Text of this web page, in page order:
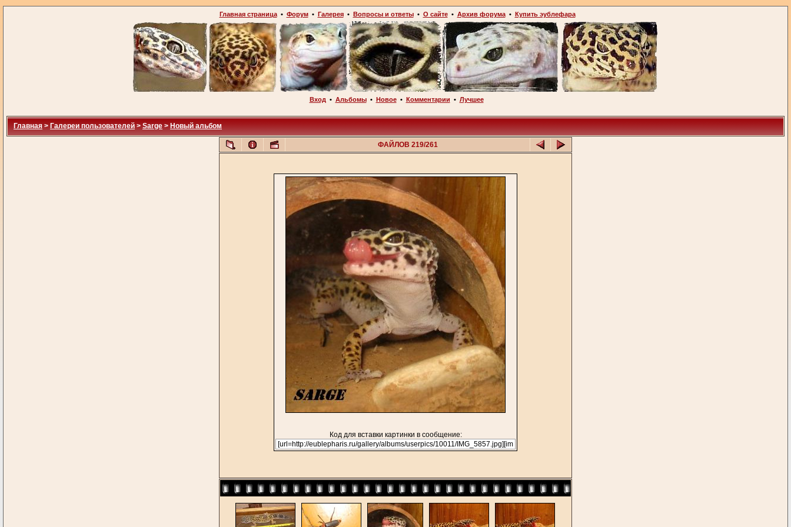
Главная страница• Форум• Галерея• Вопросы и ответы• О сайте• Архив форума• Купить эублефара
Вход • Альбомы• Новое• Комментарии • Лучшее
Главная > Галереи пользователей > Sarge > Новый альбом
ФАЙЛОВ 219/261
Код для вставки картинки в сообщение: